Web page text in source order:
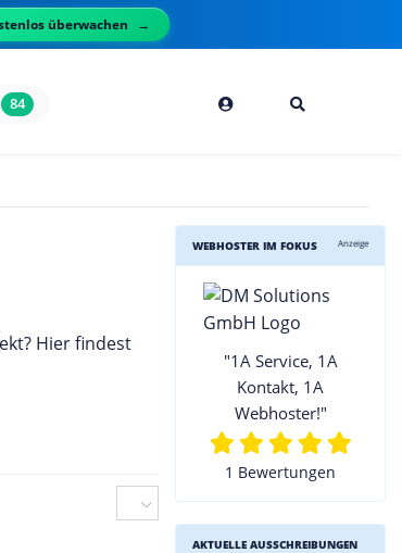
überwachen
84
Hier findest
WEBHOSTER IM FOKUS Anzeige
"1A Service, 1A
Kontakt, 1A
Webhoster!"
1 Bewertungen
AKTUELLE AUSSCHREIBUNGEN